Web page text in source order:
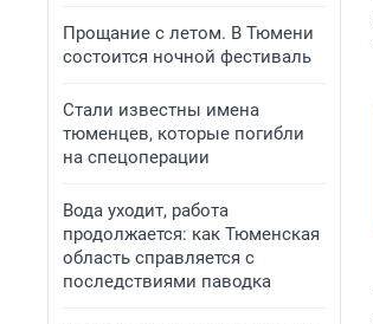
Прощание с летом. В Тюмени
состоится ночной фестиваль
Стали известны имена
тюменцев, которые погибли
на спецоперации
Вода уходит, работа
продолжается: как Тюменская
область справляется с
последствиями паводка